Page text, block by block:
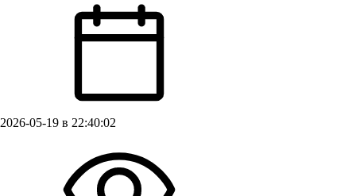
2026-05-19 в 22:40:02